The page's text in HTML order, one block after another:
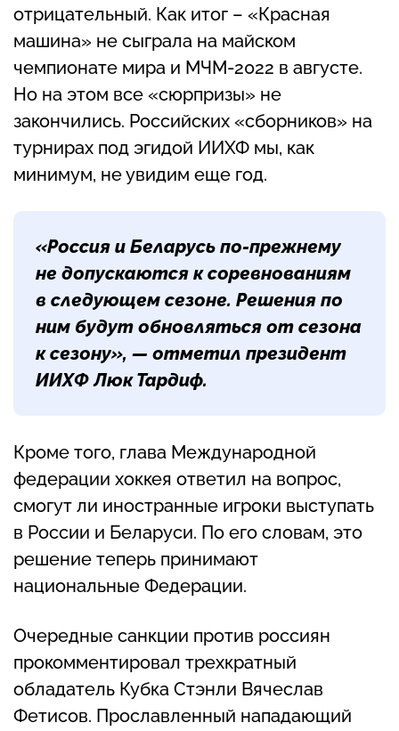
отрицательный. Как итог – «Красная
машина» не сыграла на майском
чемпионате мира и МЧМ-2022 в августе.
Но на этом все «сюрпризы» не
закончились. Российских «сборников» на
турнирах под эгидой ИИХФ мы, как
минимум, не увидим еще год.
«Россия и Беларусь по-прежнему
не допускаются к соревнованиям
в следующем сезоне. Решения по
ним будут обновляться от сезона
к сезону», — отметил президент
ИИХФ Люк Тардиф.
Кроме того, глава Международной
федерации хоккея ответил на вопрос,
смогут ли иностранные игроки выступать
в России и Беларуси. По его словам, это
решение теперь принимают
национальные Федерации.
Очередные санкции против россиян
прокомментировал трехкратный
обладатель Кубка Стэнли Вячеслав
Фетисов. Прославленный нападающий